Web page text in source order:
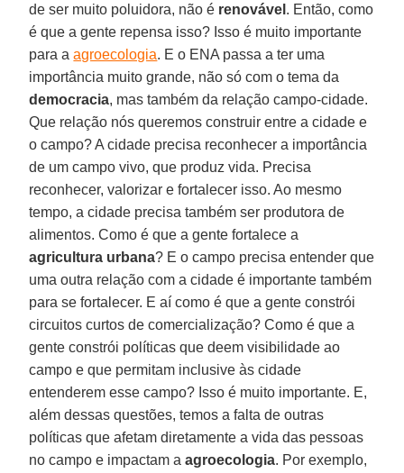
de ser muito poluidora, não é renovável . Então, como
é que a gente repensa isso? Isso é muito importante
para aagroecologia. E o ENA passa a ter uma
importância muito grande, não só com o tema da
democracia, mas também da relação campo-cidade.
Que relação nós queremos construir entre a cidade e
o campo? A cidade precisa reconhecer a importância
de um campo vivo, que produz vida. Precisa
reconhecer, valorizar e fortalecer isso. Ao mesmo
tempo, a cidade precisa também ser produtora de
alimentos. Como é que a gente fortalece a
agricultura urbana? E o campo precisa entender que
uma outra relação com a cidade é importante também
para se fortalecer. E aí como é que a gente constrói
circuitos curtos de comercialização? Como é que a
gente constrói políticas que deem visibilidade ao
campo e que permitam inclusive às cidade
entenderem esse campo? Isso é muito importante. E,
além dessas questões, temos a falta de outras
políticas que afetam diretamente a vida das pessoas
no campo e impactam aagroecologia. Por exemplo,